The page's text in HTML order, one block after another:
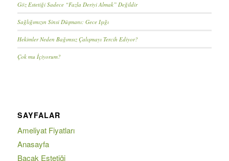
Göz Estetiği Sadece “Fazla Deriyi Almak” Değildir
Sağlığımızın Sinsi Düşmanı: Gece Işığı
Hekimler Neden Bağımsız Çalışmayı Tercih Ediyor?
Çok mu İçiyorum?
SAYFALAR
Ameliyat Fiyatları
Anasayfa
Bacak Estetiği